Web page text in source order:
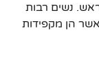
ראש. נשים רבות
הן מקפידות